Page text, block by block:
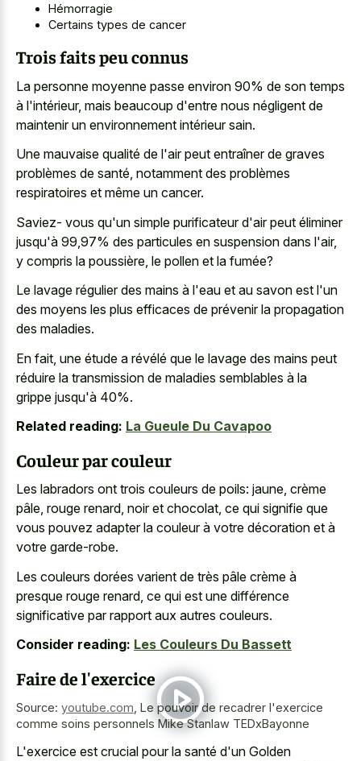
Hémorragie
Certains types de cancer
Trois faits peu connus
La personne moyenne passe environ 90% de son temps
à l'intérieur, mais beaucoup d'entre nous négligent de
maintenir un environnement intérieur sain.
Une mauvaise qualité de l'air peut entraîner de graves
problèmes de santé, notamment des problèmes
respiratoires et même un cancer.
Saviez- vous qu'un simple purificateur d'air peut éliminer
jusqu'à 99,97% des particules en suspension dans l'air,
y compris la poussière, le pollen et la fumée?
Le lavage régulier des mains à l'eau et au savon est l'un
des moyens les plus efficaces de prévenir la propagation
des maladies.
En fait, une étude a révélé que le lavage des mains peut
réduire la transmission de maladies semblables à la
grippe jusqu'à 40%.
Related reading: La Gueule Du Cavapoo
Couleur par couleur
Les labradors ont trois couleurs de poils: jaune, crème
pâle, rouge renard, noir et chocolat, ce qui signifie que
vous pouvez adapter la couleur à votre décoration et à
votre garde-robe.
Les couleurs dorées varient de très pâle crème à
presque rouge renard, ce qui est une différence
significative par rapport aux autres couleurs.
Consider reading: Les Couleurs Du Bassett
Faire de l'exercice
Source: youtube.com Le pouvoir de recadrer l'exercice
comme soins personnels Mike Stanlaw TEDxBayonne
L'exercice est crucial pour la santé d'un Golden